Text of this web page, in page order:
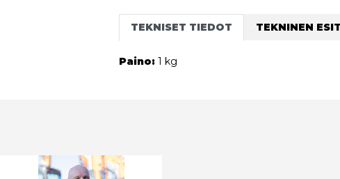
TEKNISET TIEDOT TEKNINEN
Paino: 1 kg